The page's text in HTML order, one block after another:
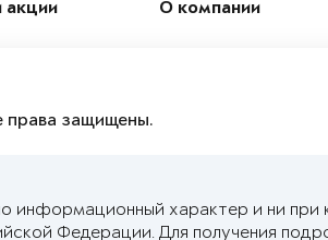
акции О компании
права защищены.
характер и ни при
Федерации. Для получения